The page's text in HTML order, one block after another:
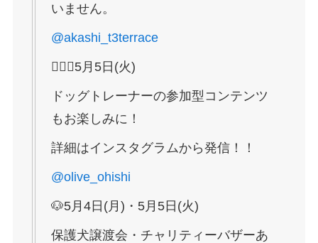
いません。
@akashi_t3terrace
💁🏻‍♀️5月5日(火)
ドッグトレーナーの参加型コンテンツ
もお楽しみに！
詳細はインスタグラムから発信！！
@olive_ohishi
🐶5月4日(月)・5月5日(火)
保護犬譲渡会・チャリティーバザーあ